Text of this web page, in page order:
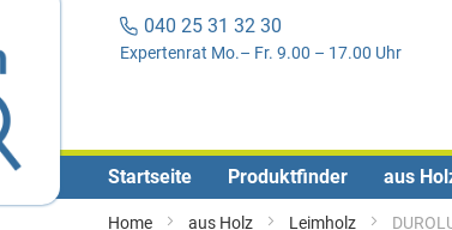
040 25 31 32 30
Expertenrat Mo.– Fr. 9.00 – 17.00 Uhr
Startseite Produktfinder aus
Home aus Holz Leimholz